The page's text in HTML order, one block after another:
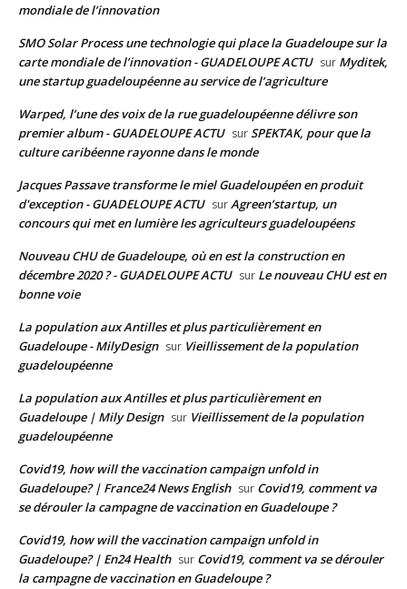
mondiale de l’innovation
SMO Solar Process une technologie qui place la Guadeloupe sur la
carte mondiale de l’innovation - GUADELOUPE ACTU sur Myditek,
une startup guadeloupéenne au service de l’agriculture
Warped, l’une des voix de la rue guadeloupéenne délivre son
premier album - GUADELOUPE ACTU surSPEKTAK, pour que la
culture caribéenne rayonne dans le monde
Jacques Passave transforme le miel Guadeloupéen en produit
d'exception - GUADELOUPE ACTU surAgreen’startup, un
concours qui met en lumière les agriculteurs guadeloupéens
Nouveau CHU de Guadeloupe, où en est la construction en
décembre 2020 ? - GUADELOUPE ACTU sur Le nouveau CHU est en
bonne voie
La population aux Antilles et plus particulièrement en
Guadeloupe - MilyDesign sur Vieillissement de la population
guadeloupéenne
La population aux Antilles et plus particulièrement en
Guadeloupe | Mily Design sur Vieillissement de la population
guadeloupéenne
Covid19, how will the vaccination campaign unfold in
Guadeloupe? | France24 News English sur Covid19, comment va
se dérouler la campagne de vaccination en Guadeloupe ?
Covid19, how will the vaccination campaign unfold in
Guadeloupe? | En24 Health sur Covid19, comment va se dérouler
la campagne de vaccination en Guadeloupe ?